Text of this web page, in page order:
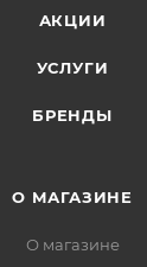
АКЦИИ
УСЛУГИ
БРЕНДЫ
О МАГАЗИНЕ
О магазине